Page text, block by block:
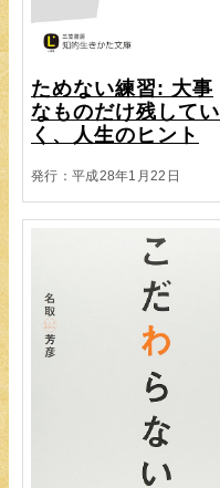
ためない練習: 大事
なものだけ残してい
く、人生のヒント
発行：平成28年1月22日